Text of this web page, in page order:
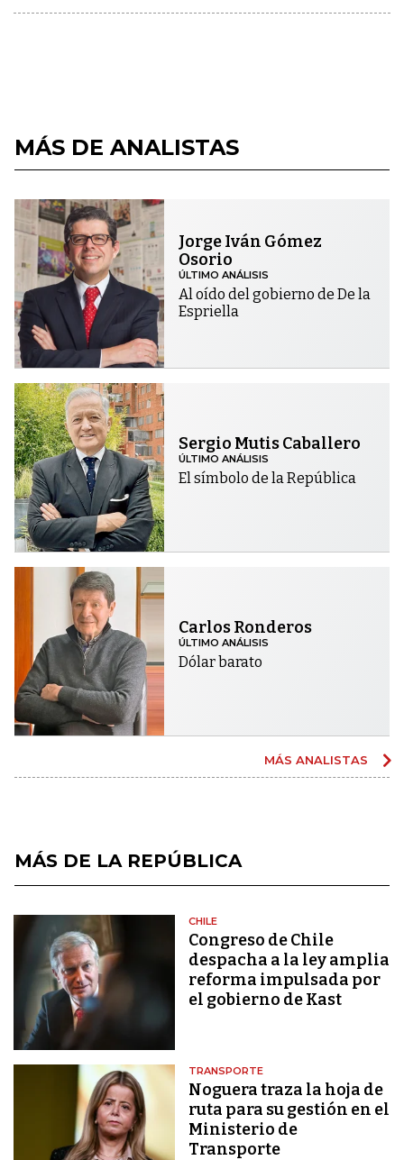
MÁS DE ANALISTAS
Jorge Iván Gómez
Osorio
ÚLTIMO ANÁLISIS
Al oído del gobierno de De la
Espriella
Sergio Mutis Caballero
ÚLTIMO ANÁLISIS
El símbolo de la República
Carlos Ronderos
ÚLTIMO ANÁLISIS
Dólar barato
MÁS ANALISTAS
MÁS DE LA REPÚBLICA
CHILE
Congreso de Chile
despacha a la ley amplia
reforma impulsada por
el gobierno de Kast
TRANSPORTE
Noguera traza la hoja de
ruta para su gestión en el
Ministerio de
Transporte